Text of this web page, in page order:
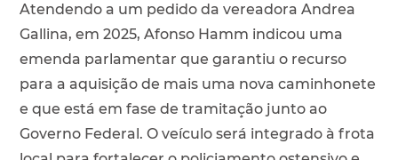
Atendendo a um pedido da vereadora Andrea
Gallina, em 2025, Afonso Hamm indicou uma
emenda parlamentar que garantiu o recurso
para a aquisição de mais uma nova caminhonete
e que está em fase de tramitação junto ao
Governo Federal. O veículo será integrado à frota